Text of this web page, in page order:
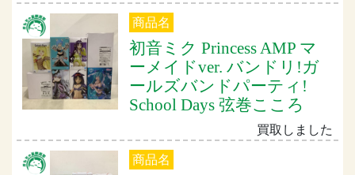
商品名
初音ミク Princess AMP マ
ーメイドver. バンドリ!ガ
ールズバンドパーティ!
School Days 弦巻こころ
買取しました
商品名